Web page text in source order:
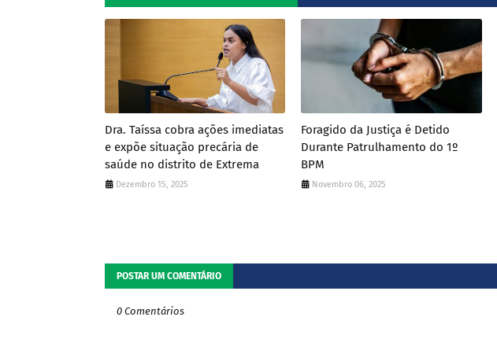
Dra. Taíssa cobra ações imediatas
e expõe situação precária de
saúde no distrito de Extrema
Dezembro 15, 2025
Foragido da Justiça é Detido
Durante Patrulhamento do 1º
BPM
Novembro 06, 2025
POSTAR UM COMENTÁRIO
0 Comentários